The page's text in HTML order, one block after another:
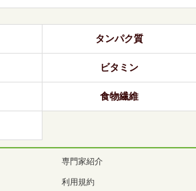
タンパク質
ビタミン
食物繊維
専門家紹介
利用規約